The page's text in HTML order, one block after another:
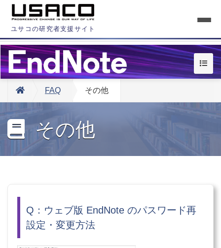
ユサコの研究者支援サイト
FAQ その他
その他
Q：ウェブ版 EndNote のパスワード再
設定・変更方法